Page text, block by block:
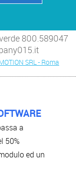
800.589047
SRL - Roma
a
50%
ed un